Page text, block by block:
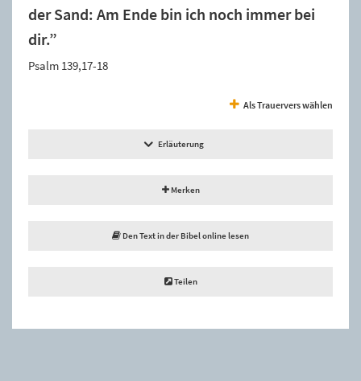
der Sand: Am Ende bin ich noch immer bei
dir.”
Psalm 139,17-18
Als Trauervers wählen
Erläuterung
Merken
Den Text in der Bibel online lesen
Teilen